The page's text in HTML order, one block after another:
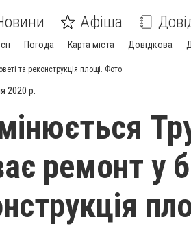
Афіша
Погода Карта міста Довідкова
та реконструкція площі. Фото
2020 р.
ремонт у